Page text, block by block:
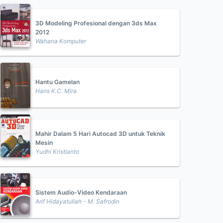
3D Modeling Profesional dengan 3ds Max
2012
Wahana Komputer
Hantu Gamelan
Hans K.C. Mira
Mahir Dalam 5 Hari Autocad 3D untuk Teknik
Mesin
Yudhi Kristianto
Sistem Audio-Video Kendaraan
Arif Hidayatullah - M. Safrodin